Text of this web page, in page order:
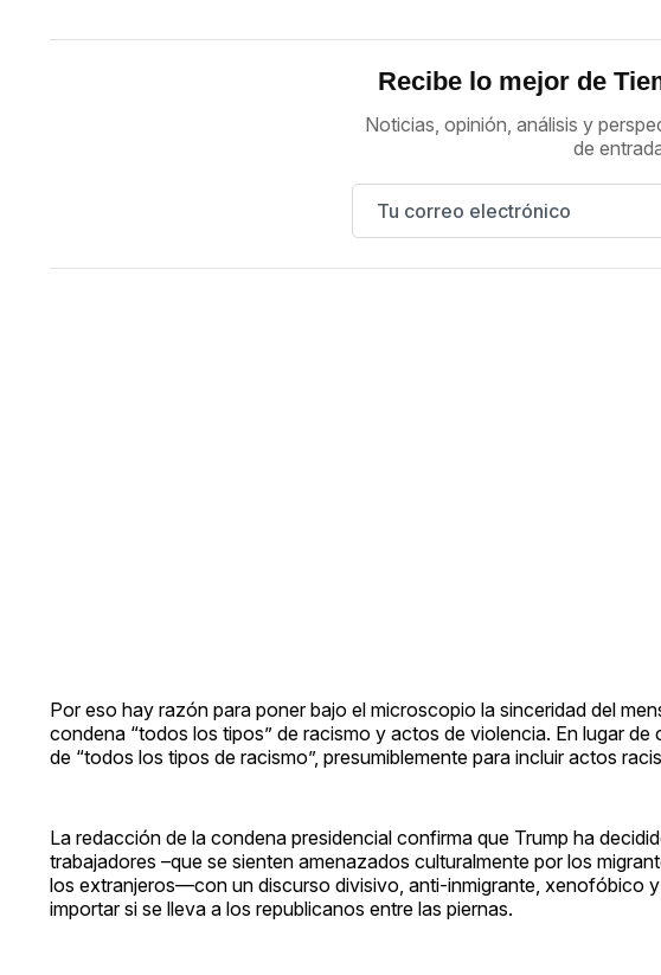
Recibe lo mejor de
Noticias, opinión, análisis y
de
Por eso hay razón para poner bajo el microscopio la sinceridad del
condena “todos los tipos” de racismo y actos de violencia. En lugar
de “todos los tipos de racismo”, presumiblemente para incluir actos
La redacción de la condena presidencial confirma que Trump ha
trabajadores –que se sienten amenazados culturalmente por los
los extranjeros—con un discurso divisivo, anti-inmigrante, xenofóbico
importar si se lleva a los republicanos entre las piernas.